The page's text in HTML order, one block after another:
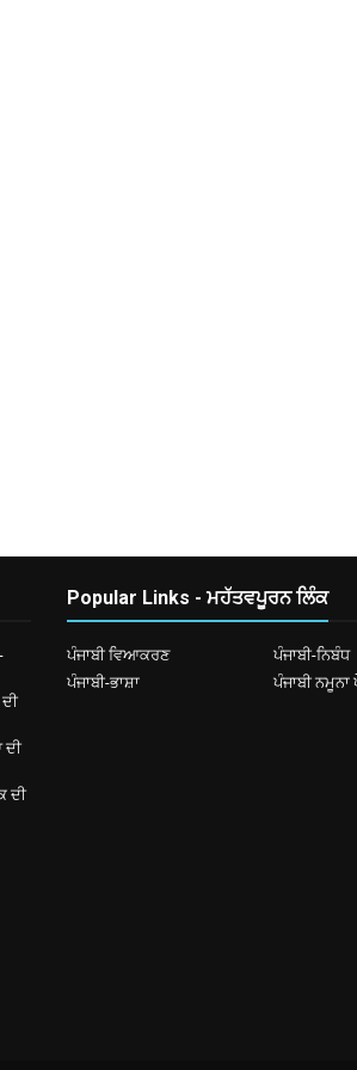
ਦੀ
ਦੀ
Popular Links - ਮਹੱਤਵਪੂਰਨ ਲਿੰਕ
ਪੰਜਾਬੀ ਵਿਆਕਰਣ
ਪੰਜਾਬੀ-ਨਿਬੰਧ
ਪੰਜਾਬੀ-ਭਾਸ਼ਾ
ਪੰਜਾਬੀ ਨਮੂਨਾ